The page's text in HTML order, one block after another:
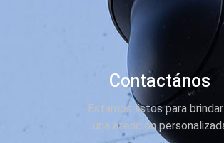
Contactános
Estamos listos para
una atención